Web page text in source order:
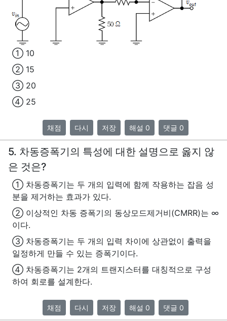
① 10
② 15
③ 20
④ 25
채점 다시 저장 해설 0 댓글 0
5. 차동증폭기의 특성에 대한 설명으로 옳지 않
은 것은?
① 차동증폭기는 두 개의 입력에 함께 작용하는 잡음 성
분을 제거하는 효과가 있다.
② 이상적인 차동 증폭기의 동상모드제거비(CMRR)는 ∞
이다.
③ 차동증폭기는 두 개의 입력 차이에 상관없이 출력을
일정하게 만들 수 있는 증폭기이다.
④ 차동증폭기는 2개의 트랜지스터를 대칭적으로 구성
하여 회로를 설계한다.
채점 다시 저장 해설 0 댓글 0